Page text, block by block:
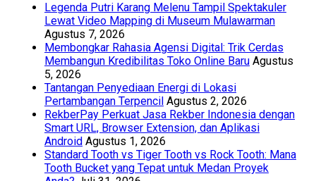
Legenda Putri Karang Melenu Tampil Spektakuler
Lewat Video Mapping di Museum Mulawarman
Agustus 7, 2026
Membongkar Rahasia Agensi Digital: Trik Cerdas
Membangun Kredibilitas Toko Online Baru Agustus
5, 2026
Tantangan Penyediaan Energi di Lokasi
Pertambangan Terpencil Agustus 2, 2026
RekberPay Perkuat Jasa Rekber Indonesia dengan
Smart URL, Browser Extension, dan Aplikasi
Android Agustus 1, 2026
Standard Tooth vs Tiger Tooth vs Rock Tooth: Mana
Tooth Bucket yang Tepat untuk Medan Proyek